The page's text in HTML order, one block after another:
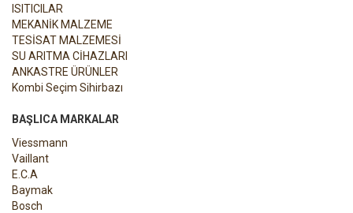
ISITICILAR
MEKANİK MALZEME
TESİSAT MALZEMESİ
SU ARITMA CİHAZLARI
ANKASTRE ÜRÜNLER
Kombi Seçim Sihirbazı
BAŞLICA MARKALAR
Viessmann
Vaillant
E.C.A
Baymak
Bosch